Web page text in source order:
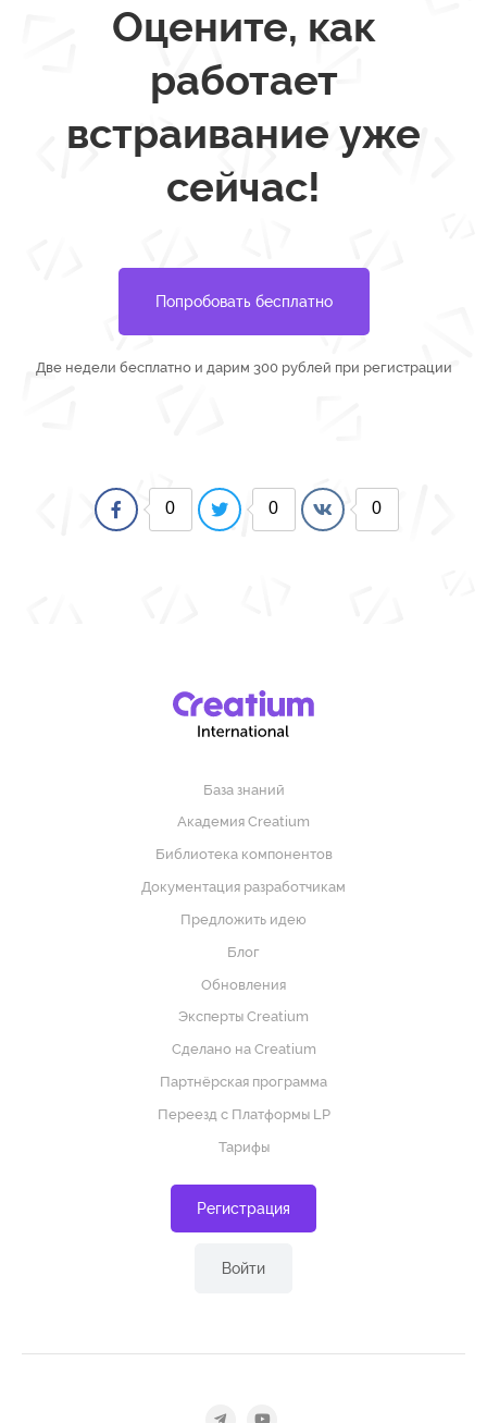
Оцените, как
работает
встраивание уже
сейчас!
Попробовать бесплатно
Две недели бесплатнои дарим 300 рублей при регистрации
0 0 0
База знаний
Академия Creatium
Библиотека компонентов
Документация разработчикам
Предложить идею
Блог
Обновления
Эксперты Creatium
Сделано на Creatium
Партнёрская программа
Переезд с Платформы LP
Тарифы
Регистрация
Войти